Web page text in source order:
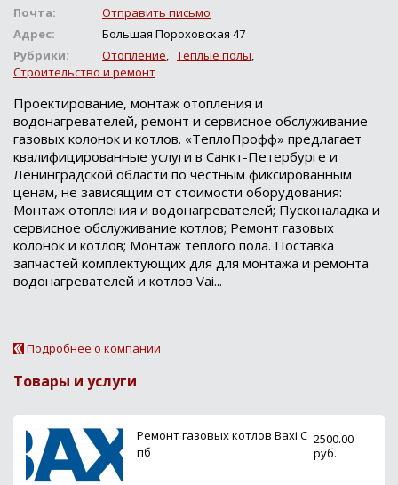
Почта:
Отправить письмо
Адрес:
Большая Пороховская 47
Рубрики:
Отопление, Тёплые полы,
Строительство и ремонт
Проектирование, монтаж отопления и
водонагревателей, ремонт и сервисное обслуживание
газовых колонок и котлов. «ТеплоПрофф» предлагает
квалифицированные услуги в Санкт-Петербурге и
Ленинградской области по честным фиксированным
ценам, не зависящим от стоимости оборудования:
Монтаж отопления и водонагревателей; Пусконаладка и
сервисное обслуживание котлов; Ремонт газовых
колонок и котлов; Монтаж теплого пола. Поставка
запчастей комплектующих для для монтажа и ремонта
водонагревателей и котлов Vai...
Подробнее о компании
Товары и услуги
Ремонт газовых котлов Baxi С
пб
2500.00
руб.